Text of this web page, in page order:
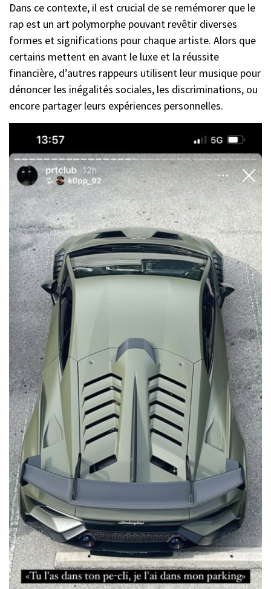
Dans ce contexte, il est crucial de se remémorer que le
rap est un art polymorphe pouvant revêtir diverses
formes et significations pour chaque artiste. Alors que
certains mettent en avant le luxe et la réussite
financière, d’autres rappeurs utilisent leur musique pour
dénoncer les inégalités sociales, les discriminations, ou
encore partager leurs expériences personnelles.